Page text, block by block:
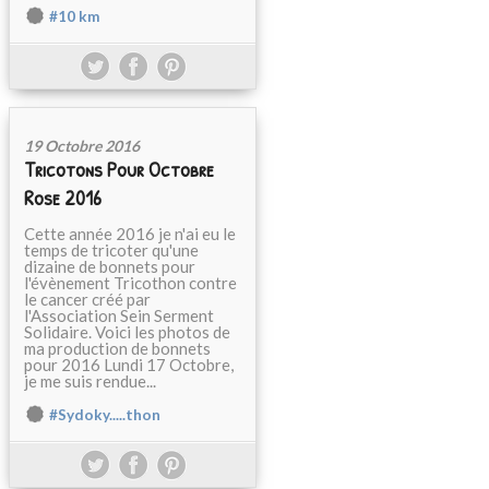
#10 km
19 Octobre 2016
Tricotons Pour Octobre
Rose 2016
Cette année 2016 je n'ai eu le
temps de tricoter qu'une
dizaine de bonnets pour
l'évènement Tricothon contre
le cancer créé par
l'Association Sein Serment
Solidaire. Voici les photos de
ma production de bonnets
pour 2016 Lundi 17 Octobre,
je me suis rendue...
#Sydoky.....thon